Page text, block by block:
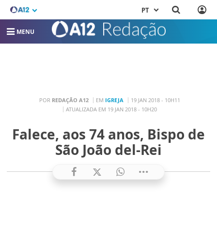
PT
MENU
POR REDAÇÃO A12 EM IGREJA
19 JAN 2018 - 10H11
ATUALIZADA EM 19 JAN 2018 - 10H20
Falece, aos 74 anos, Bispo de
São João del-Rei